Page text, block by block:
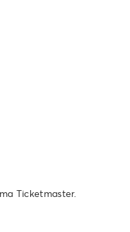
Ticketmaster.